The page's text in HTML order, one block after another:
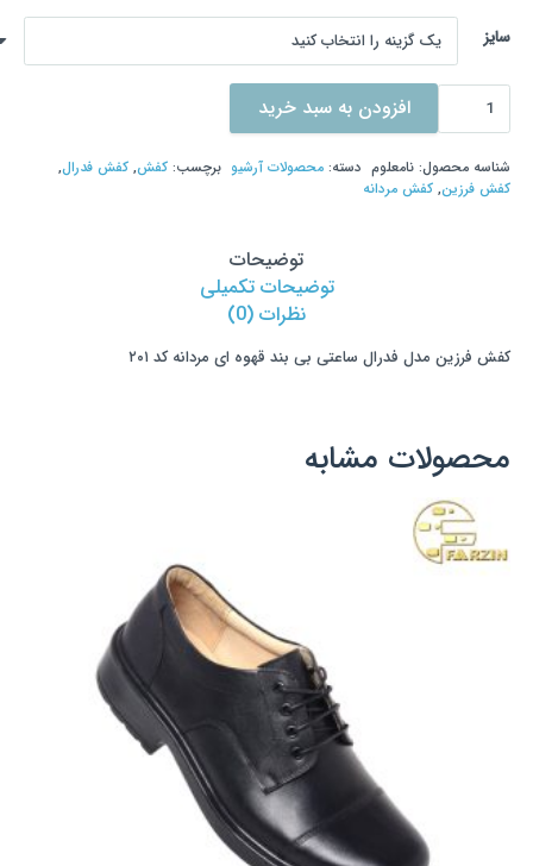
سایز
کفش
فدرال
ساعتی
کد
افزودن به سبد خرید
شناسه محصول:نامعلوم دسته:محصولات آرشیو برچسب:کفش,کفش فدرال,
کفش فرزین,کفش مردانه
توضیحات
توضیحات تکمیلی
نظرات (0)
کفش فرزین مدل فدرال ساعتی بی بند قهوه ای مردانه کد ۲۰۱
محصولات مشابه